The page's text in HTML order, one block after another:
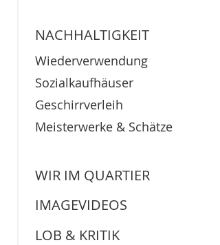
NACHHALTIGKEIT
Wiederverwendung
Sozialkaufhäuser
Geschirrverleih
Meisterwerke & Schätze
WIR IM QUARTIER
IMAGEVIDEOS
LOB & KRITIK